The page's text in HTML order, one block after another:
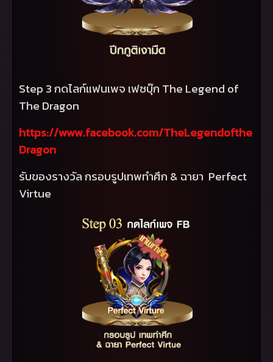
Step 3 กดไลก์แฟนเพจ เฟซบุ๊ก The Legend of
The Dragon
https://www.facebook.com/TheLegendofthe
Dragon
รับของรางวัล กรอบรูปเทพทำศึก & ฉายา Perfect
Virtue